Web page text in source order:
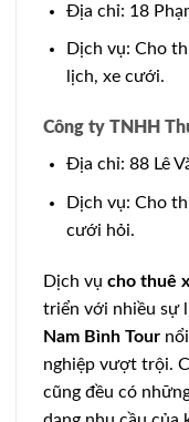
Địa chỉ: 18
Dịch vụ: Cho
lịch, xe cưới.
Công ty TNHH
Địa chỉ: 88 Lê
Dịch vụ: Cho
cưới hỏi.
Dịch vụ cho thuê
triển với nhiều sự
Nam Bình Tour
nghiệp vượt trội.
cũng đều có